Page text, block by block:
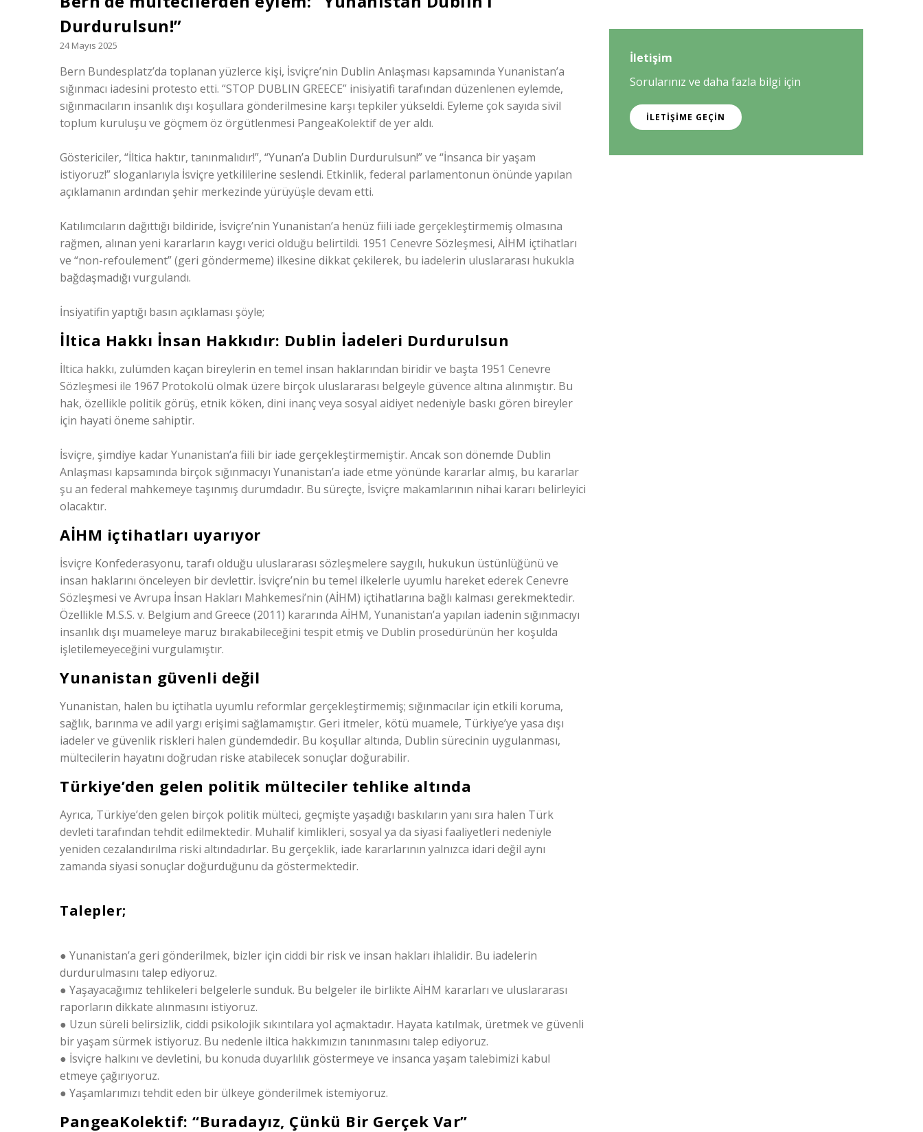
Durdurulsun!”
24 Mayıs 2025
Bern Bundesplatz’da toplanan yüzlerce kişi, İsviçre’nin Dublin Anlaşması kapsamında Yunanistan’a
sığınmacı iadesini protesto etti. “STOP DUBLIN GREECE” inisiyatifi tarafından düzenlenen eylemde,
sığınmacıların insanlık dışı koşullara gönderilmesine karşı tepkiler yükseldi. Eyleme çok sayıda sivil
toplum kuruluşu ve göçmem öz örgütlenmesi PangeaKolektif de yer aldı.
Göstericiler, “İltica haktır, tanınmalıdır!”, “Yunan’a Dublin Durdurulsun!” ve “İnsanca bir yaşam
istiyoruz!” sloganlarıyla İsviçre yetkililerine seslendi. Etkinlik, federal parlamentonun önünde yapılan
açıklamanın ardından şehir merkezinde yürüyüşle devam etti.
Katılımcıların dağıttığı bildiride, İsviçre’nin Yunanistan’a henüz fiili iade gerçekleştirmemiş olmasına
rağmen, alınan yeni kararların kaygı verici olduğu belirtildi. 1951 Cenevre Sözleşmesi, AİHM içtihatları
ve “non-refoulement” (geri göndermeme) ilkesine dikkat çekilerek, bu iadelerin uluslararası hukukla
bağdaşmadığı vurgulandı.
İnsiyatifin yaptığı basın açıklaması şöyle;
İltica Hakkı İnsan Hakkıdır: Dublin İadeleri Durdurulsun
İltica hakkı, zulümden kaçan bireylerin en temel insan haklarından biridir ve başta 1951 Cenevre
Sözleşmesi ile 1967 Protokolü olmak üzere birçok uluslararası belgeyle güvence altına alınmıştır. Bu
hak, özellikle politik görüş, etnik köken, dini inanç veya sosyal aidiyet nedeniyle baskı gören bireyler
için hayati öneme sahiptir.
İsviçre, şimdiye kadar Yunanistan’a fiili bir iade gerçekleştirmemiştir. Ancak son dönemde Dublin
Anlaşması kapsamında birçok sığınmacıyı Yunanistan’a iade etme yönünde kararlar almış, bu kararlar
şu an federal mahkemeye taşınmış durumdadır. Bu süreçte, İsviçre makamlarının nihai kararı belirleyici
olacaktır.
AİHM içtihatları uyarıyor
İsviçre Konfederasyonu, tarafı olduğu uluslararası sözleşmelere saygılı, hukukun üstünlüğünü ve
insan haklarını önceleyen bir devlettir. İsviçre’nin bu temel ilkelerle uyumlu hareket ederek Cenevre
Sözleşmesi ve Avrupa İnsan Hakları Mahkemesi’nin (AİHM) içtihatlarına bağlı kalması gerekmektedir.
Özellikle M.S.S. v. Belgium and Greece (2011) kararında AİHM, Yunanistan’a yapılan iadenin sığınmacıyı
insanlık dışı muameleye maruz bırakabileceğini tespit etmiş ve Dublin prosedürünün her koşulda
işletilemeyeceğini vurgulamıştır.
Yunanistan güvenli değil
Yunanistan, halen bu içtihatla uyumlu reformlar gerçekleştirmemiş; sığınmacılar için etkili koruma,
sağlık, barınma ve adil yargı erişimi sağlamamıştır. Geri itmeler, kötü muamele, Türkiye’ye yasa dışı
iadeler ve güvenlik riskleri halen gündemdedir. Bu koşullar altında, Dublin sürecinin uygulanması,
mültecilerin hayatını doğrudan riske atabilecek sonuçlar doğurabilir.
Türkiye’den gelen politik mülteciler tehlike altında
Ayrıca, Türkiye’den gelen birçok politik mülteci, geçmişte yaşadığı baskıların yanı sıra halen Türk
devleti tarafından tehdit edilmektedir. Muhalif kimlikleri, sosyal ya da siyasi faaliyetleri nedeniyle
yeniden cezalandırılma riski altındadırlar. Bu gerçeklik, iade kararlarının yalnızca idari değil aynı
zamanda siyasi sonuçlar doğurduğunu da göstermektedir.
Talepler;
● Yunanistan’a geri gönderilmek, bizler için ciddi bir risk ve insan hakları ihlalidir. Bu iadelerin
durdurulmasını talep ediyoruz.
● Yaşayacağımız tehlikeleri belgelerle sunduk. Bu belgeler ile birlikte AİHM kararları ve uluslararası
raporların dikkate alınmasını istiyoruz.
● Uzun süreli belirsizlik, ciddi psikolojik sıkıntılara yol açmaktadır. Hayata katılmak, üretmek ve güvenli
bir yaşam sürmek istiyoruz. Bu nedenle iltica hakkımızın tanınmasını talep ediyoruz.
● İsviçre halkını ve devletini, bu konuda duyarlılık göstermeye ve insanca yaşam talebimizi kabul
etmeye çağırıyoruz.
● Yaşamlarımızı tehdit eden bir ülkeye gönderilmek istemiyoruz.
PangeaKolektif: “Buradayız, Çünkü Bir Gerçek Var”
İletişim
Sorularınız ve daha fazla bilgi için
İLETIŞIME GEÇIN